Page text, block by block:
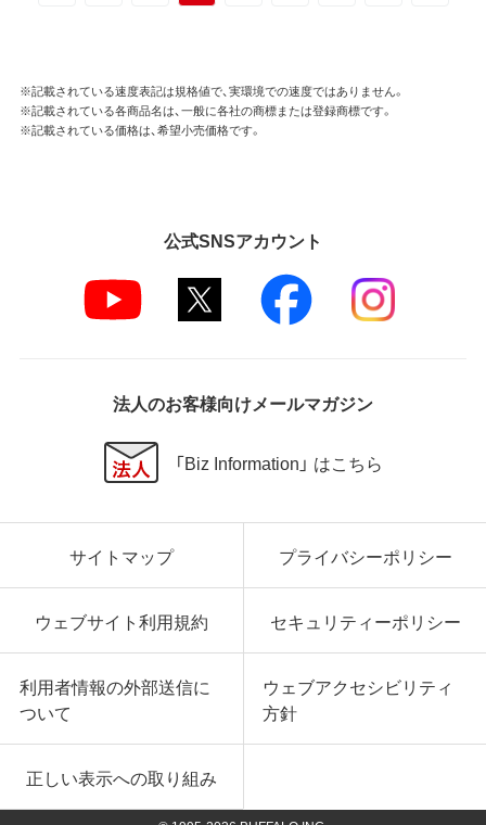
※記載されている速度表記は規格値で、実環境での速度ではありません。
※記載されている各商品名は、一般に各社の商標または登録商標です。
※記載されている価格は、希望小売価格です。
公式SNSアカウント
法人のお客様向けメールマガジン
「Biz Information」 はこちら
サイトマップ プライバシーポリシー
ウェブサイト利用規約 セキュリティーポリシー
利用者情報の外部送信に
ついて
ウェブアクセシビリティ
方針
正しい表示への取り組み